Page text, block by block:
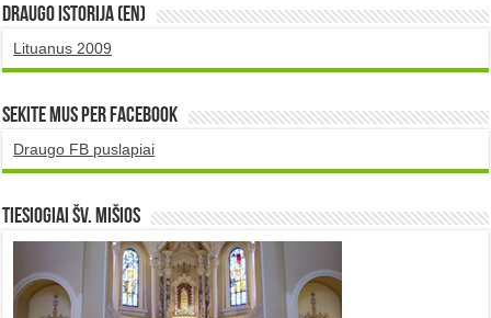
DRAUGO istorija (EN)
Lituanus 2009
Sekite mus per Facebook
Draugo FB puslapiai
TIESIOGIAI šv. MIŠIOS